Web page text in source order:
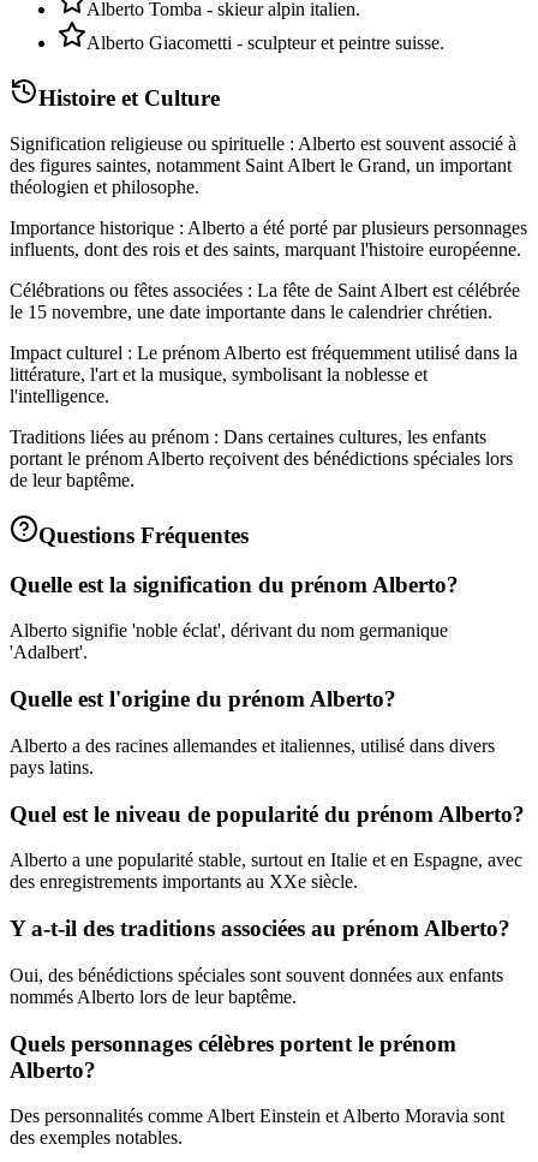
Alberto Tomba - skieur alpin italien.
Alberto Giacometti - sculpteur et peintre suisse.
Histoire et Culture
Signification religieuse ou spirituelle : Alberto est souvent associé à
des figures saintes, notamment Saint Albert le Grand, un important
théologien et philosophe.
Importance historique : Alberto a été porté par plusieurs personnages
influents, dont des rois et des saints, marquant l'histoire européenne.
Célébrations ou fêtes associées : La fête de Saint Albert est célébrée
le 15 novembre, une date importante dans le calendrier chrétien.
Impact culturel : Le prénom Alberto est fréquemment utilisé dans la
littérature, l'art et la musique, symbolisant la noblesse et
l'intelligence.
Traditions liées au prénom : Dans certaines cultures, les enfants
portant le prénom Alberto reçoivent des bénédictions spéciales lors
de leur baptême.
Questions Fréquentes
Quelle est la signification du prénom Alberto?
Alberto signifie 'noble éclat', dérivant du nom germanique
'Adalbert'.
Quelle est l'origine du prénom Alberto?
Alberto a des racines allemandes et italiennes, utilisé dans divers
pays latins.
Quel est le niveau de popularité du prénom Alberto?
Alberto a une popularité stable, surtout en Italie et en Espagne, avec
des enregistrements importants au XXe siècle.
Y a-t-il des traditions associées au prénom Alberto?
Oui, des bénédictions spéciales sont souvent données aux enfants
nommés Alberto lors de leur baptême.
Quels personnages célèbres portent le prénom
Alberto?
Des personnalités comme Albert Einstein et Alberto Moravia sont
des exemples notables.